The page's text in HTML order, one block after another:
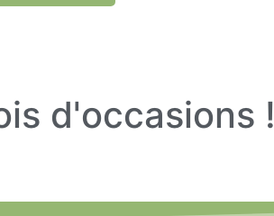
d'occasions !